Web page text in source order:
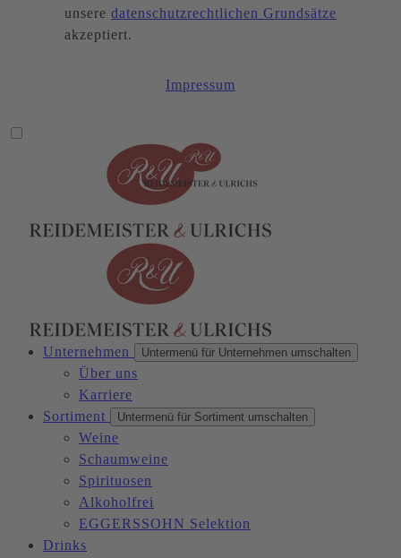
unsere datenschutzrechtlichen Grundsätze
akzeptiert.
Impressum
Unternehmen Untermenü für Unternehmen umschalten
Über uns
Karriere
Sortiment
Untermenü für Sortiment umschalten
Weine
Schaumweine
Spirituosen
Alkoholfrei
EGGERSSOHN Selektion
Drinks